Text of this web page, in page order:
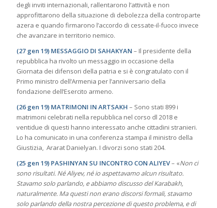
degli inviti internazionali, rallentarono l’attività e non
approfittarono della situazione di debolezza della controparte
azera e quando firmarono l’accordo di cessate-il-fuoco invece
che avanzare in territorio nemico.
(27 gen 19) MESSAGGIO DI SAHAKYAN – Il presidente della
repubblica ha rivolto un messaggio in occasione della
Giornata dei difensori della patria e si è congratulato con il
Primo ministro dell’Armenia per l’anniversario della
fondazione dell’Esercito armeno.
(26 gen 19) MATRIMONI IN ARTSAKH – Sono stati 899 i
matrimoni celebrati nella repubblica nel corso dl 2018 e
ventidue di questi hanno interessato anche cittadini stranieri.
Lo ha comunicato in una conferenza stampa il ministro della
Giustizia, Ararat Danielyan. I divorzi sono stati 204.
(25 gen 19) PASHINYAN SU INCONTRO CON ALIYEV– «Non ci
sono risultati. Né Aliyev, né io aspettavamo alcun risultato.
Stavamo solo parlando, e abbiamo discusso del Karabakh,
naturalmente. Ma questi non erano discorsi formali, stavamo
solo parlando della nostra percezione di questo problema, e di